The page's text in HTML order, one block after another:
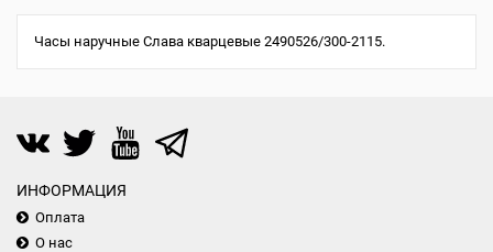
Часы наручные Слава кварцевые 2490526/300-2115.
ИНФОРМАЦИЯ
Оплата
О нас